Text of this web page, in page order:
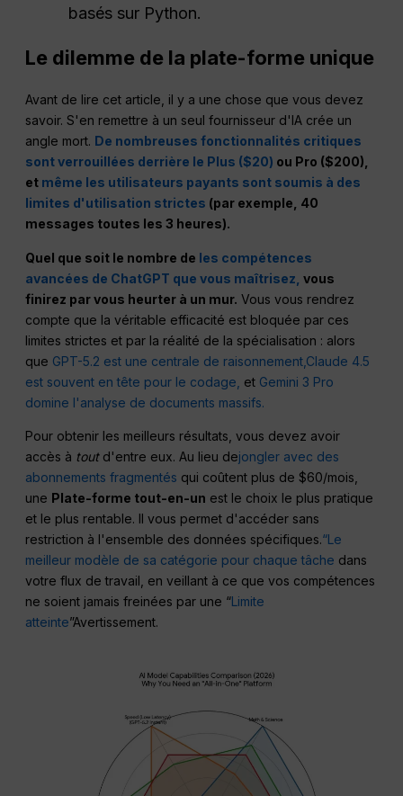
basés sur Python.
Le dilemme de la plate-forme unique
Avant de lire cet article, il y a une chose que vous devez
savoir. S'en remettre à un seul fournisseur d'IA crée un
angle mort. De nombreuses fonctionnalités critiques
sont verrouillées derrière le Plus ($20) ou Pro ($200),
et même les utilisateurs payants sont soumis à des
limites d'utilisation strictes (par exemple, 40
messages toutes les 3 heures).
Quel que soit le nombre de les compétences
avancées de ChatGPT que vous maîtrisez,vous
finirez par vous heurter à un mur. Vous vous rendrez
compte que la véritable efficacité est bloquée par ces
limites strictes et par la réalité de la spécialisation : alors
que GPT-5.2 est une centrale de raisonnement, Claude 4.5
est souvent en tête pour le codage, et Gemini 3 Pro
domine l'analyse de documents massifs.
Pour obtenir les meilleurs résultats, vous devez avoir
accès à toutd'entre eux. Au lieu dejongler avec des
abonnements fragmentés qui coûtent plus de $60/mois,
une Plate-forme tout-en-un est le choix le plus pratique
et le plus rentable. Il vous permet d'accéder sans
restriction à l'ensemble des données spécifiques.“Le
meilleur modèle de sa catégorie pour chaque tâche dans
votre flux de travail, en veillant à ce que vos compétences
ne soient jamais freinées par une “Limite
atteinte”Avertissement.